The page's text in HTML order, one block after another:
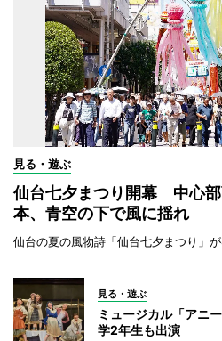
見る・遊ぶ
仙台七夕まつり開幕 中心
本、青空の下で風に揺れ
仙台の夏の風物詩「仙台七夕まつり」が
見る・遊ぶ
ミュージカル「アニ
学2年生も出演